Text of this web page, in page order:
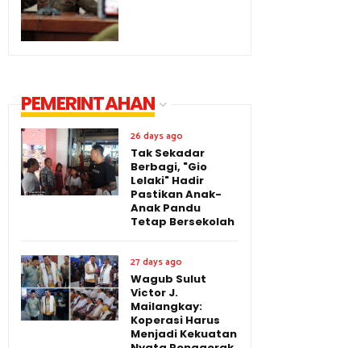
PEMERINTAHAN
26 days ago
Tak Sekadar
Berbagi, "Gio
Lelaki" Hadir
Pastikan Anak-
Anak Pandu
Tetap Bersekolah
27 days ago
Wagub Sulut
Victor J.
Mailangkay:
Koperasi Harus
Menjadi Kekuatan